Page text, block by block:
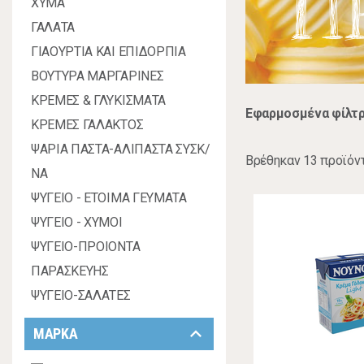
ΓΑΛΑΤΑ
ΓΙΑΟΥΡΤΙΑ ΚΑΙ ΕΠΙΔΟΡΠΙΑ
ΒΟΥΤΥΡΑ ΜΑΡΓΑΡΙΝΕΣ
ΚΡΕΜΕΣ & ΓΛΥΚΙΣΜΑΤΑ
ΚΡΕΜΕΣ ΓΑΛΑΚΤΟΣ
ΨΑΡΙΑ ΠΑΣΤΑ-ΑΛΙΠΑΣΤΑ ΣΥΣΚ/
ΝΑ
ΨΥΓΕΙΟ - ΕΤΟΙΜΑ ΓΕΥΜΑΤΑ
ΨΥΓΕΙΟ - ΧΥΜΟΙ
ΨΥΓΕΙΟ-ΠΡΟΙΟΝΤΑ
ΠΑΡΑΣΚΕΥΗΣ
ΨΥΓΕΙΟ-ΣΑΛΑΤΕΣ
ΜΑΡΚΑ keyboard_arrow_down
Εφαρμοσμένα
Βρέθηκαν 13